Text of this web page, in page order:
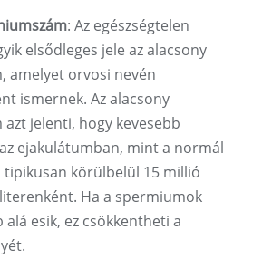
: Az egészségtelen
elsődleges jele az alacsony
amelyet orvosi nevén
ismernek. Az alacsony
jelenti, hogy kevesebb
ejakulátumban, mint a normál
körülbelül 15 millió
Ha a spermiumok
alá esik, ez csökkentheti a